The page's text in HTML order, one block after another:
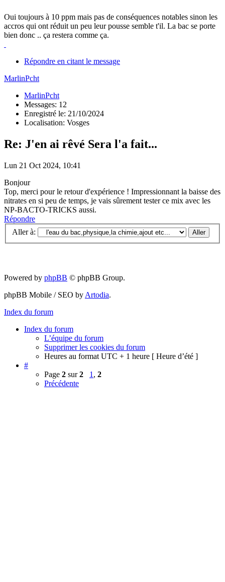
Oui toujours à 10 ppm mais pas de conséquences notables sinon les
accros qui ont réduit un peu leur pousse semble t'il. La bac se porte
bien donc .. ça restera comme ça.
Répondre en citant le message
MarlinPcht
MarlinPcht
Messages: 12
Enregistré le: 21/10/2024
Localisation: Vosges
Re: J'en ai rêvé Sera l'a fait...
Lun 21 Oct 2024, 10:41
Bonjour
Top, merci pour le retour d'expérience ! Impressionnant la baisse des
nitrates en si peu de temps, je vais sûrement tester ce mix avec les
NP-BACTO-TRICKS aussi.
Répondre
Aller à:
Powered by phpBB © phpBB Group.
phpBB Mobile / SEO by Artodia.
Index du forum
Index du forum
L’équipe du forum
Supprimer les cookies du forum
Heures au format UTC + 1 heure [ Heure d’été ]
#
Page 2 sur2 1 , 2
Précédente